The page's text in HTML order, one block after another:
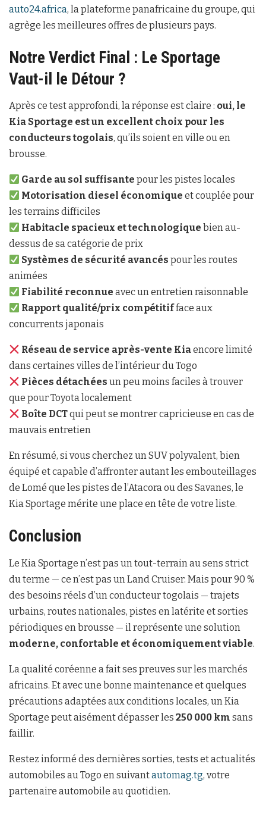
auto24.africa, la plateforme panafricaine du groupe, qui
agrège les meilleures offres de plusieurs pays.
Notre Verdict Final : Le Sportage
Vaut-il le Détour ?
Après ce test approfondi, la réponse est claire : oui, le
Kia Sportage est un excellent choix pour les
conducteurs togolais, qu’ils soient en ville ou en
brousse.
Garde au sol suffisante pour les pistes locales
Motorisation diesel économique et couplée pour
les terrains difficiles
Habitacle spacieux et technologique bien au-
dessus de sa catégorie de prix
Systèmes de sécurité avancés pour les routes
animées
Fiabilité reconnue avec un entretien raisonnable
Rapport qualité/prix compétitifface aux
concurrents japonais
Réseau de service après-vente Kiaencore limité
dans certaines villes de l’intérieur du Togo
Pièces détachées un peu moins faciles à trouver
que pour Toyota localement
Boîte DCTqui peut se montrer capricieuse en cas de
mauvais entretien
En résumé, si vous cherchez un SUV polyvalent, bien
équipé et capable d’affronter autant les embouteillages
de Lomé que les pistes de l’Atacora ou des Savanes, le
Kia Sportage mérite une place en tête de votre liste.
Conclusion
Le Kia Sportage n’est pas un tout-terrain au sens strict
du terme — ce n’est pas un Land Cruiser. Mais pour 90 %
des besoins réels d’un conducteur togolais — trajets
urbains, routes nationales, pistes en latérite et sorties
périodiques en brousse — il représente une solution
moderne, confortable et économiquement viable.
La qualité coréenne a fait ses preuves sur les marchés
africains. Et avec une bonne maintenance et quelques
précautions adaptées aux conditions locales, un Kia
Sportage peut aisément dépasser les 250 000 km sans
faillir.
Restez informé des dernières sorties, tests et actualités
automobiles au Togo en suivantautomag.tg, votre
partenaire automobile au quotidien.